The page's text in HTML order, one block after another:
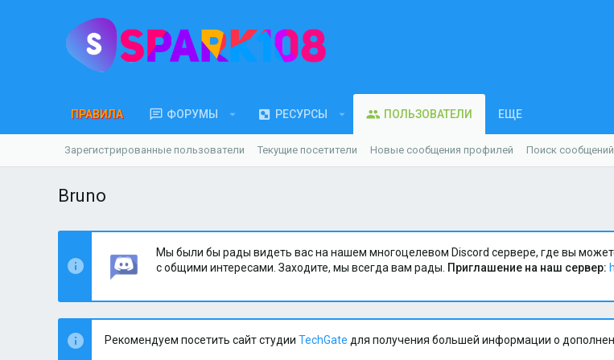
ПРАВИЛА ФОРУМЫ РЕСУРСЫ ПОЛЬЗОВАТЕЛИ ЕЩЕ
Зарегистрированные пользователи Текущие посетители Новые сообщения профилей Поиск
Bruno
Мы были бы рады видеть вас на нашем многоцелевом Discord сервере, где вы
с общими интересами. Заходите, мы всегда вам рады. Приглашение на наш сервер:
Рекомендуем посетить сайт студии TechGate для получения большей информации о